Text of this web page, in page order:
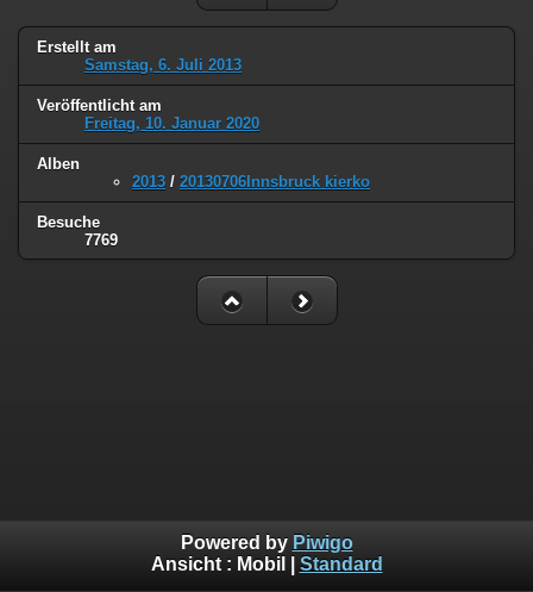
Erstellt am
Samstag, 6. Juli 2013
Veröffentlicht am
Freitag, 10. Januar 2020
Alben
2013 / 20130706Innsbruck kierko
Besuche
7769
Powered by Piwigo
Ansicht : Mobil Standard